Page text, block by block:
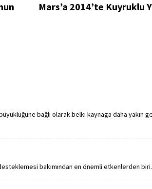
Mars’a 2014’te Kuyruklu
bağlı olarak belki kaynaga daha yakın
bakımından en önemli etkenlerden biri.